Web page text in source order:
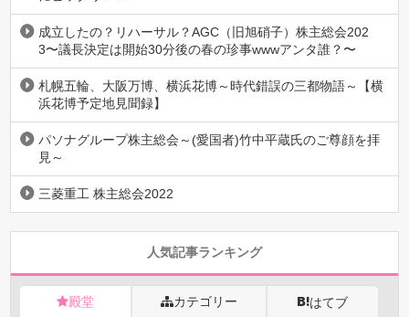
成立したの？リハーサル？AGC（旧旭硝子）株主総会202
3〜議長決定は開始30分後の春の珍事wwwアンタ誰？〜
札幌五輪、大阪万博、横浜花博～時代錯誤の三都物語～【横
浜花博予定地見聞録】
パソナグループ株主総会～(愛国者)竹中平蔵氏のご尊顔を拝
見～
三菱重工 株主総会2022
人気記事ランキング
殿堂 カテゴリー はてブ